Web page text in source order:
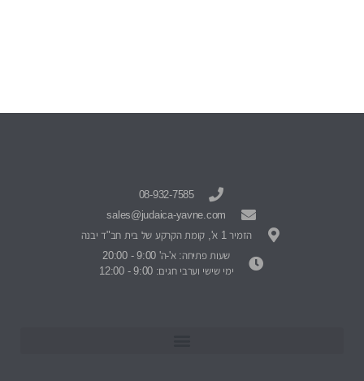
08-932-7585
sales@judaica-yavne.com
הזמיר 1 א', קומת הקרקע של בית חב"ד יבנה
שעות פתיחה: א'-ה' 9:00 - 20:00
ימי שישי וערבי חגים: 9:00 - 12:00